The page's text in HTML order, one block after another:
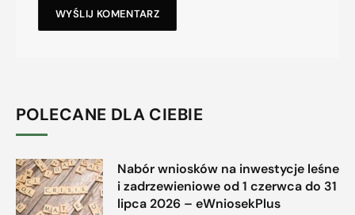
POLECANE DLA CIEBIE
Nabór wniosków na inwestycje leśne
i zadrzewieniowe od 1 czerwca do 31
lipca 2026 – eWniosekPlus